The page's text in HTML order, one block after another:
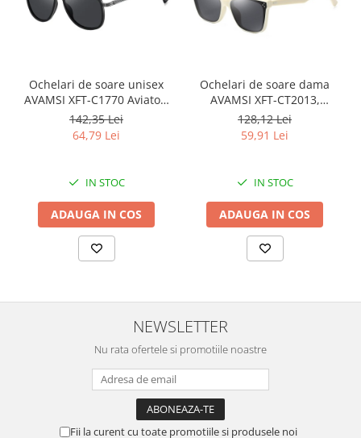
Ochelari de soare unisex
AVAMSI XFT-C1770 Aviator,
Polarizati, Negru
142,35 Lei
64,79 Lei
IN STOC
ADAUGA IN COS
Ochelari de soare dama
AVAMSI XFT-CT2013,
Polarizati, Galben
128,12 Lei
59,91 Lei
IN STOC
ADAUGA IN COS
NEWSLETTER
Nu rata ofertele si promotiile noastre
Fii la curent cu toate promotiile si produsele noi